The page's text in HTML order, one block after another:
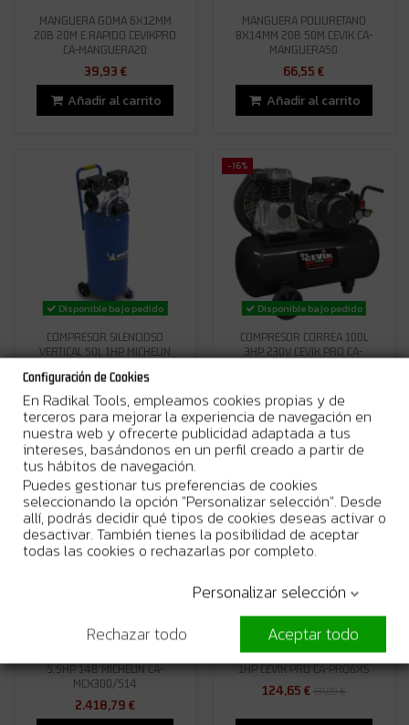
MANGUERA GOMA 6X12MM
20B 20M E.RAPIDO CEVIKPRO
CA-MANGUERA20
39,93 €
Añadir al carrito
MANGUERA POLIURETANO
8X14MM 20B 50M CEVIK CA-
MANGUERA50
66,55 €
Añadir al carrito
Disponible bajo pedido
COMPRESOR SILENCIOSO
VERTICAL 50L 1HP MICHELIN
260,15 €
Añadir al carrito
-16%
Disponible bajo pedido
COMPRESOR CORREA 100L
3HP 230V CEVIK PRO CA-
Añadir al carrito
Disponible bajo pedido
5,5HP 14B MICHELIN CA-
MCX300/514
2.418,79 €
-5%
Disponible bajo pedido
COMPRESOR SILENCIOSO 6 LIT
1HP CEVIK PRO CA-PRO6XS
124,65 €131,89 €
Configuración de Cookies
En Radikal Tools, empleamos cookies propias y de
terceros para mejorar la experiencia de navegación en
nuestra web y ofrecerte publicidad adaptada a tus
intereses, basándonos en un perfil creado a partir de
tus hábitos de navegación.
Puedes gestionar tus preferencias de cookies
seleccionando la opción "Personalizar selección". Desde
allí, podrás decidir qué tipos de cookies deseas activar o
desactivar. También tienes la posibilidad de aceptar
todas las cookies o rechazarlas por completo.
Personalizar selección
Rechazar todo
Aceptar todo